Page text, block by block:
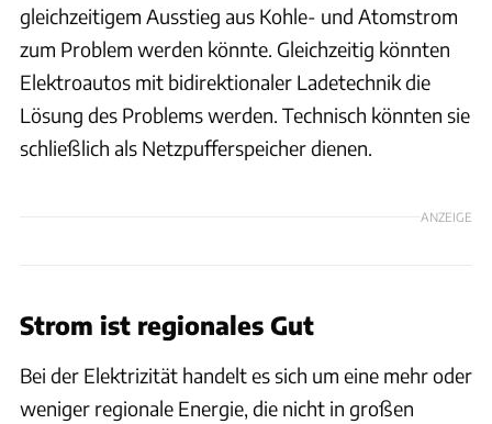
gleichzeitigem Ausstieg aus Kohle- und Atomstrom
zum Problem werden könnte. Gleichzeitig könnten
Elektroautos mit bidirektionaler Ladetechnik die
Lösung des Problems werden. Technisch könnten sie
schließlich als Netzpufferspeicher dienen.
ANZEIGE
Strom ist regionales Gut
Bei der Elektrizität handelt es sich um eine mehr oder
weniger regionale Energie, die nicht in großen